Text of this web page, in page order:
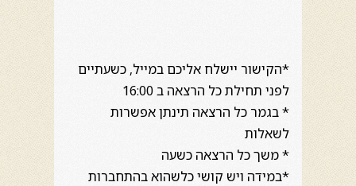
*הקישור יישלח אליכם במייל, כשעתיים
לפני תחילת כל הרצאה ב 16:00
* בגמר כל הרצאה תינתן אפשרות
לשאלות
* משך כל הרצאה כשעה
*במידה ויש קושי כלשהוא בהתחברות